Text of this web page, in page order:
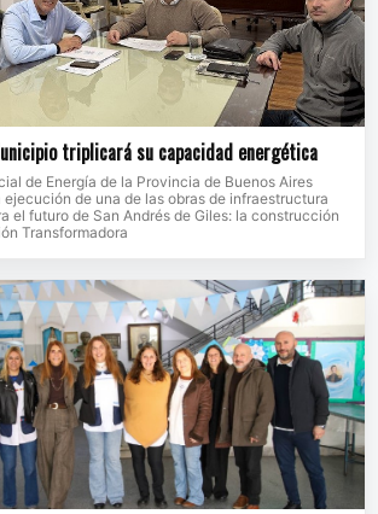
triplicará su capacidad energética
de Energía de la Provincia de Buenos Aires
ejecución de una de las obras de infraestructura
el futuro de San Andrés de Giles: la construcción
Transformadora